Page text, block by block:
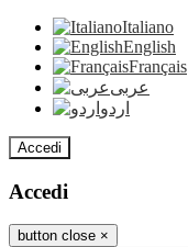
Italiano
English
Français
عربى
اردو
Accedi
Accedi
button close ×